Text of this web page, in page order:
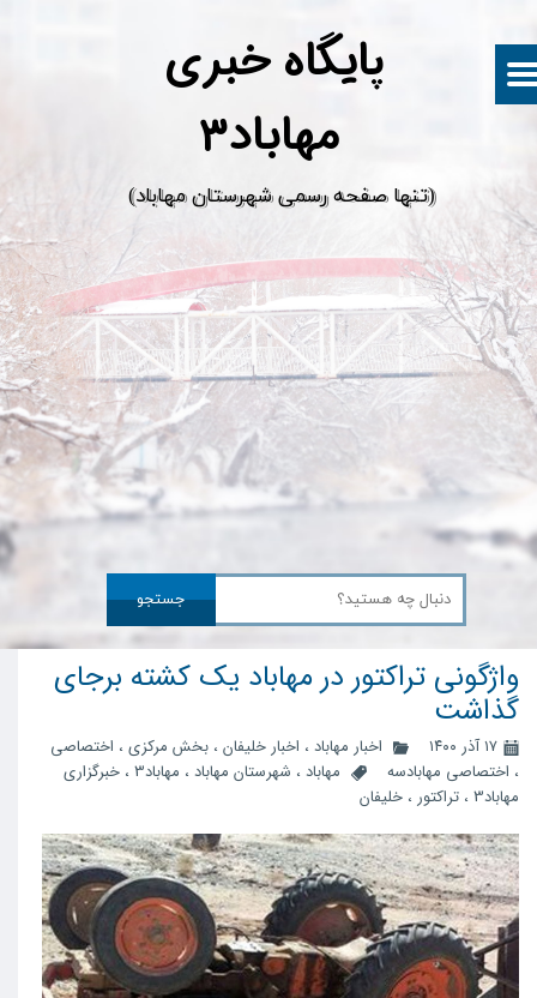
پایگاه خبری
​(تنها صفحه رسمی شهرستان مهاباد)
جستجو
واژگونی تراکتور در مهاباد یک کشته برجای
گذاشت
۱۷ آذر ۱۴۰۰ اخبار مهاباد ، اخبار خلیفان ، بخش مرکزی ، اختصاصی
، اختصاصی مهابادسه مهاباد ، شهرستان مهاباد ، مهاباد3 ، خبرگزاری
مهاباد3
، تراکتور ، خلیفان